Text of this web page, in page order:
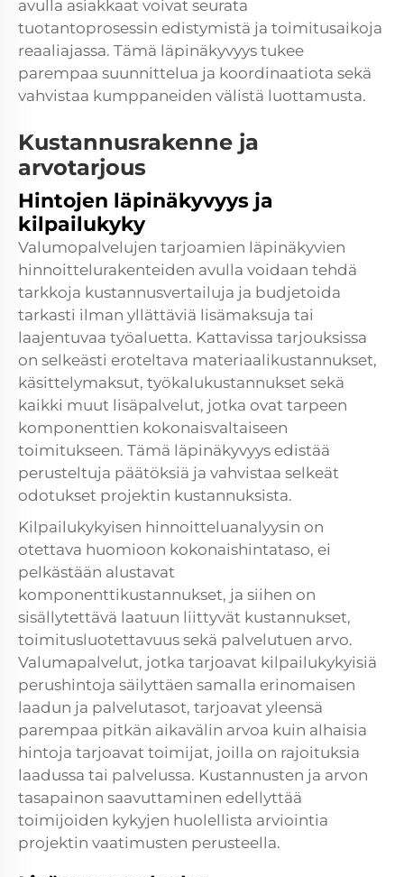
avulla asiakkaat voivat seurata
tuotantoprosessin edistymistä ja toimitusaikoja
reaaliajassa. Tämä läpinäkyvyys tukee
parempaa suunnittelua ja koordinaatiota sekä
vahvistaa kumppaneiden välistä luottamusta.
Kustannusrakenne ja
arvotarjous
Hintojen läpinäkyvyys ja
kilpailukyky
Valumopalvelujen tarjoamien läpinäkyvien
hinnoittelurakenteiden avulla voidaan tehdä
tarkkoja kustannusvertailuja ja budjetoida
tarkasti ilman yllättäviä lisämaksuja tai
laajentuvaa työaluetta. Kattavissa tarjouksissa
on selkeästi eroteltava materiaalikustannukset,
käsittelymaksut, työkalukustannukset sekä
kaikki muut lisäpalvelut, jotka ovat tarpeen
komponenttien kokonaisvaltaiseen
toimitukseen. Tämä läpinäkyvyys edistää
perusteltuja päätöksiä ja vahvistaa selkeät
odotukset projektin kustannuksista.
Kilpailukykyisen hinnoitteluanalyysin on
otettava huomioon kokonaishintataso, ei
pelkästään alustavat
komponenttikustannukset, ja siihen on
sisällytettävä laatuun liittyvät kustannukset,
toimitusluotettavuus sekä palvelutuen arvo.
Valumapalvelut, jotka tarjoavat kilpailukykyisiä
perushintoja säilyttäen samalla erinomaisen
laadun ja palvelutasot, tarjoavat yleensä
parempaa pitkän aikavälin arvoa kuin alhaisia
hintoja tarjoavat toimijat, joilla on rajoituksia
laadussa tai palvelussa. Kustannusten ja arvon
tasapainon saavuttaminen edellyttää
toimijoiden kykyjen huolellista arviointia
projektin vaatimusten perusteella.